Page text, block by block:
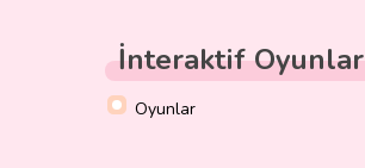
İnteraktif Oyunlar
Oyunlar